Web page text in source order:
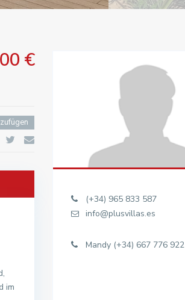
€
im
(+34) 965 833 587
info@plusvillas.es
Mandy (+34) 667 776 922